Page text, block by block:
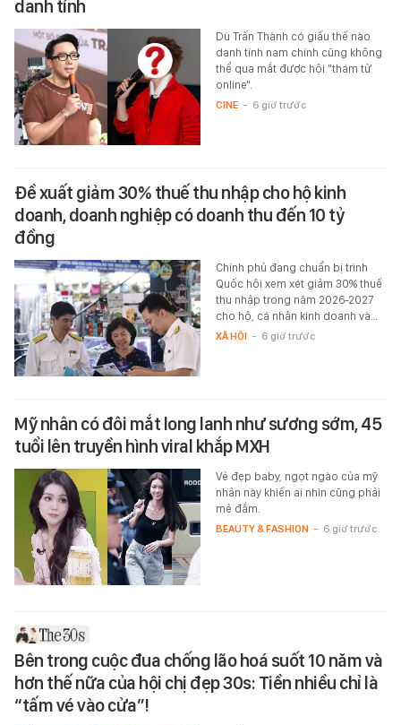
danh tính
Dù Trấn Thành có giấu thế nào
danh tính nam chính cũng không
thể qua mắt được hội "thám tử
online".
CINE - 6 giờ trước
Đề xuất giảm 30% thuế thu nhập cho hộ kinh
doanh, doanh nghiệp có doanh thu đến 10 tỷ
đồng
Chính phủ đang chuẩn bị trình
Quốc hội xem xét giảm 30% thuế
thu nhập trong năm 2026-2027
cho hộ, cá nhân kinh doanh và…
XÃ HỘI - 6 giờ trước
Mỹ nhân có đôi mắt long lanh như sương sớm, 45
tuổi lên truyền hình viral khắp MXH
Vẻ đẹp baby, ngọt ngào của mỹ
nhân này khiến ai nhìn cũng phải
mê đắm.
BEAUTY & FASHION - 6 giờ trước
Bên trong cuộc đua chống lão hoá suốt 10 năm và
hơn thế nữa của hội chị đẹp 30s: Tiền nhiều chỉ là
“tấm vé vào cửa”!